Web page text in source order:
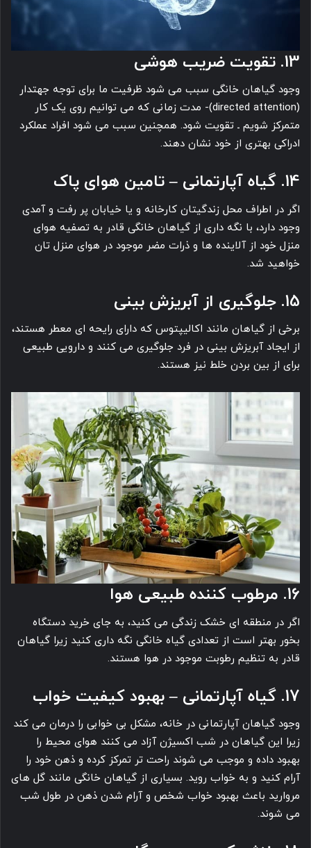
13. تقویت ضریب هوشی
وجود گیاهان خانگی سبب می شود ظرفیت ما برای توجه جهتدار
(directed attention)- مدت زمانی که می توانیم روی یک کار
متمرکز شویم ـ تقویت شود. همچنین سبب می شود افراد عملکرد
ادراکی بهتری از خود نشان دهند.
14. گیاه آپارتمانی – تامین هوای پاک
اگر در اطراف محل زندگیتان کارخانه و یا خیابان پر رفت و آمدی
وجود دارد، با نگه داری از گیاهان خانگی قادر به تصفیه هوای
منزل خود از آلاینده ها و ذرات مضر موجود در هوای منزل تان
خواهید شد.
15. جلوگیری از آبریزش بینی
برخی از گیاهان مانند اکالیپتوس که دارای رایحه ای معطر هستند،
از ایجاد آبریزش بینی در فرد جلوگیری می ‎کنند و دارویی طبیعی
برای از بین بردن خلط نیز هستند.
16. مرطوب کننده طبیعی هوا
اگر در منطقه ای خشک زندگی می ‎کنید، به جای خرید دستگاه
بخور بهتر است از تعدادی گیاه خانگی نگه داری کنید زیرا گیاهان
قادر به تنظیم رطوبت موجود در هوا هستند.
17. گیاه آپارتمانی – بهبود کیفیت خواب
وجود گیاهان آپارتمانی در خانه، مشکل بی خوابی را درمان می کند
زیرا این گیاهان در شب اکسیژن آزاد می کنند هوای محیط را
بهبود داده و موجب می شوند راحت تر تمرکز کرده و ذهن خود را
آرام کنید و به خواب روید. بسیاری از گیاهان خانگی مانند گل های
مروارید باعث بهبود خواب شخص و آرام شدن ذهن در طول شب
می‎ شوند.